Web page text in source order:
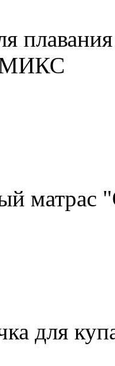
МИКС
для